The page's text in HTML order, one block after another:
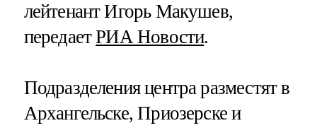
лейтенант Игорь Макушев,
передаетРИА Новости.
Подразделения центра разместят в
Архангельске, Приозерске и